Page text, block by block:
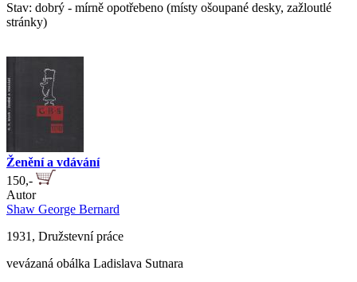
Stav: dobrý - mírně opotřebeno (místy ošoupané desky, zažloutlé
stránky)
Ženění a vdávání
150,-
Autor
Shaw George Bernard
1931, Družstevní práce
vevázaná obálka Ladislava Sutnara